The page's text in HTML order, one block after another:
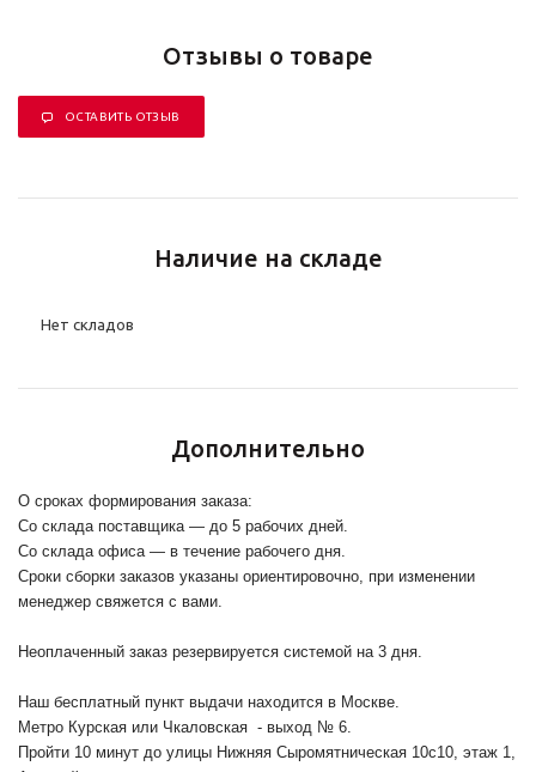
Отзывы о товаре
ОСТАВИТЬ ОТЗЫВ
Наличие на складе
Нет складов
Дополнительно
О сроках формирования заказа:
Со склада поставщика — до 5 рабочих дней.
Со склада офиса — в течение рабочего дня.
Сроки сборки заказов указаны ориентировочно, при изменении
менеджер свяжется с вами.
Неоплаченный заказ резервируется системой на 3 дня.
Наш бесплатный пункт выдачи находится в Москве.
Метро Курская или Чкаловская - выход № 6.
Пройти 10 минут до улицы Нижняя Сыромятническая 10с10, этаж 1,